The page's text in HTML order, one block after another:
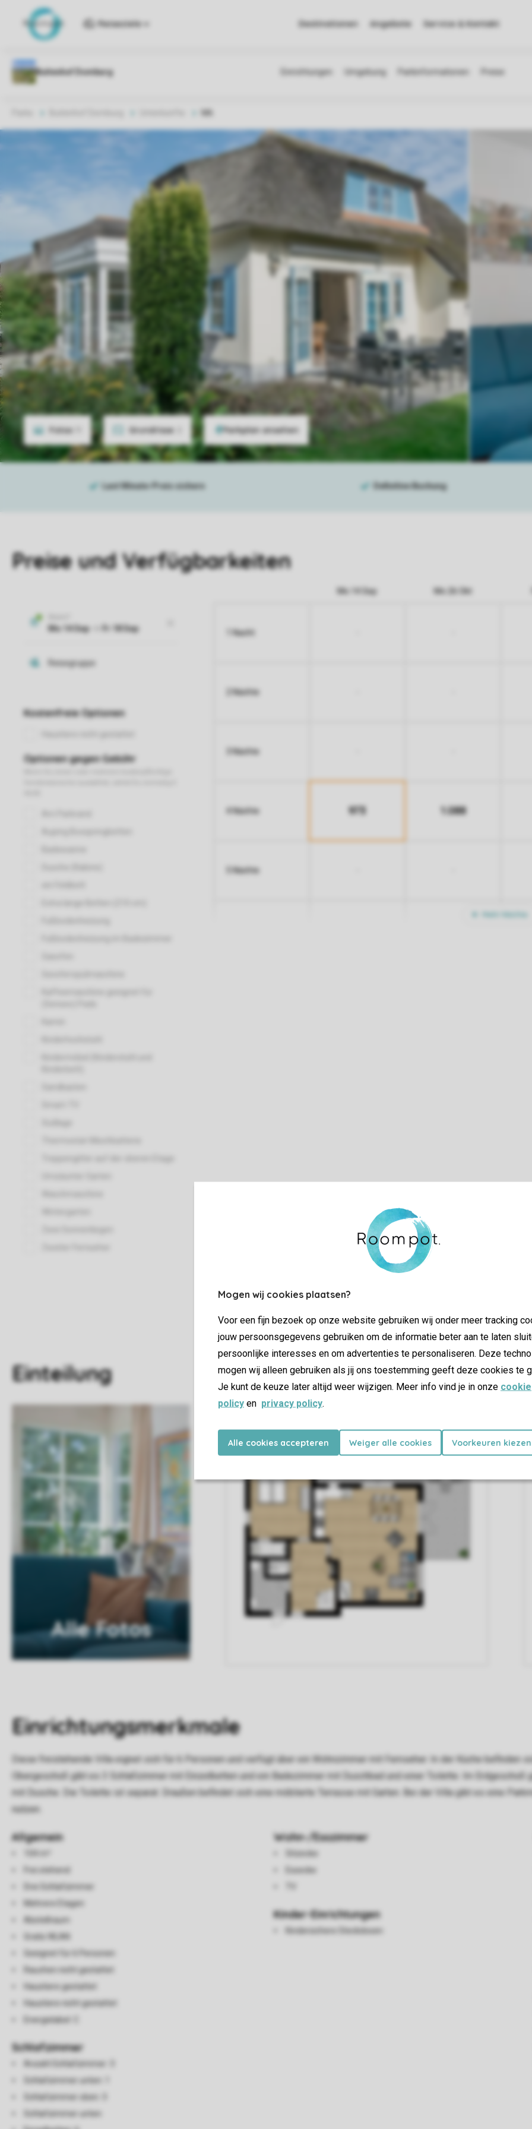
Mogen wij cookies plaatsen?
Voor een fijn bezoek op onze website gebruiken wij onder meer tracking
jouw persoonsgegevens gebruiken om de informatie beter aan te laten
persoonlijke interesses en om advertenties te personaliseren. Deze
mogen wij alleen gebruiken als jij ons toestemming geeft deze cookies te
Je kunt de keuze later altijd weer wijzigen. Meer info vind je in onze cookie
policy en privacy policy.
Alle cookies accepteren Weiger alle cookies Voorkeuren kiezen
Reiseziele Destinationen Angebote Service & Kontakt
Fotos Grundrisse
Preise und Verfügbarkeiten
Mo 14 Sep Mo 26 Okt
1 Nacht
2 Nächte
3 Nächte
4 Nächte 973 1.088
5 Nächte
Einteilung
Alle Fotos
Einrichtungsmerkmale
Diese freistehende Villa eignet sich für 6 Personen und verfügt über ein Wohnzimmer mit Fernseher. In der Küche befinden
Obergeschoß gibt es 3 Schlafzimmer mit Einzelbetten und ein Badezimmer mit Duschbad und einer Toilette. Im
mit Dusche. Die Toilette ist separat. Draußen befindet sich eine möblierte Terrasse mit Garten. Bei der Villa gibt es eine
nutzen.
Allgemein
Frei stehend
Drei Schlafzimmer
Mehrere Etagen
Abstellraum
Gratis WLAN
Geeignet für 6 Personen
Rauchen nicht gestattet
Haustiere gestattet
Haustiere nicht gestattet
Energielabel: C
Schlafzimmer
Anzahl Schlafzimmer: 3
Schlafzimmer unten: 1
Schlafzimmer oben: 3
Schlafzimmer unten
Wohn-/Esszimmer
Sitzecke
Essecke
Kinder-Einrichtungen
Kindersichere Steckdosen